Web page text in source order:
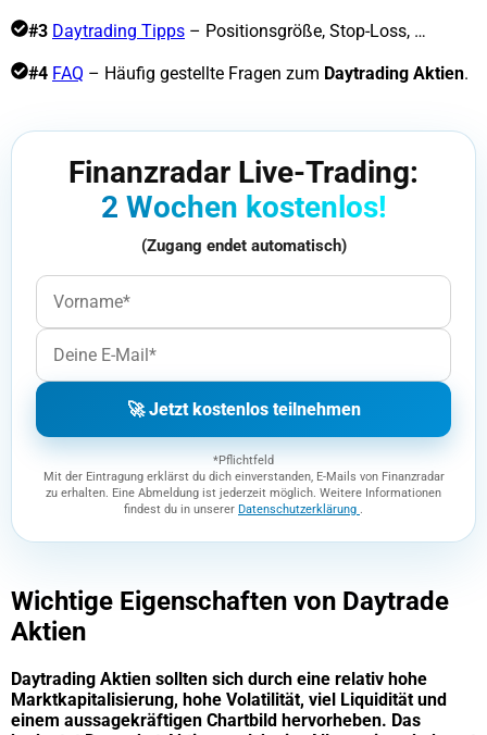
#3 Daytrading Tipps – Positionsgröße, Stop-Loss, …
#4 FAQ – Häufig gestellte Fragen zum Daytrading Aktien.
Finanzradar Live-Trading:
2 Wochen kostenlos!
(Zugang endet automatisch)
🚀 Jetzt kostenlos teilnehmen
*Pflichtfeld
Mit der Eintragung erklärst du dich einverstanden, E-Mails von Finanzradar
zu erhalten. Eine Abmeldung ist jederzeit möglich. Weitere Informationen
findest du in unserer Datenschutzerklärung .
Wichtige Eigenschaften von Daytrade
Aktien
Daytrading Aktien sollten sich durch eine relativ hohe
Marktkapitalisierung, hohe Volatilität, viel Liquidität und
einem aussagekräftigen Chartbild hervorheben. Das